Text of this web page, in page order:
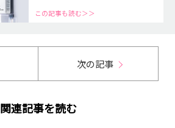
この記事も読む＞＞
次の記事
関連記事を読む